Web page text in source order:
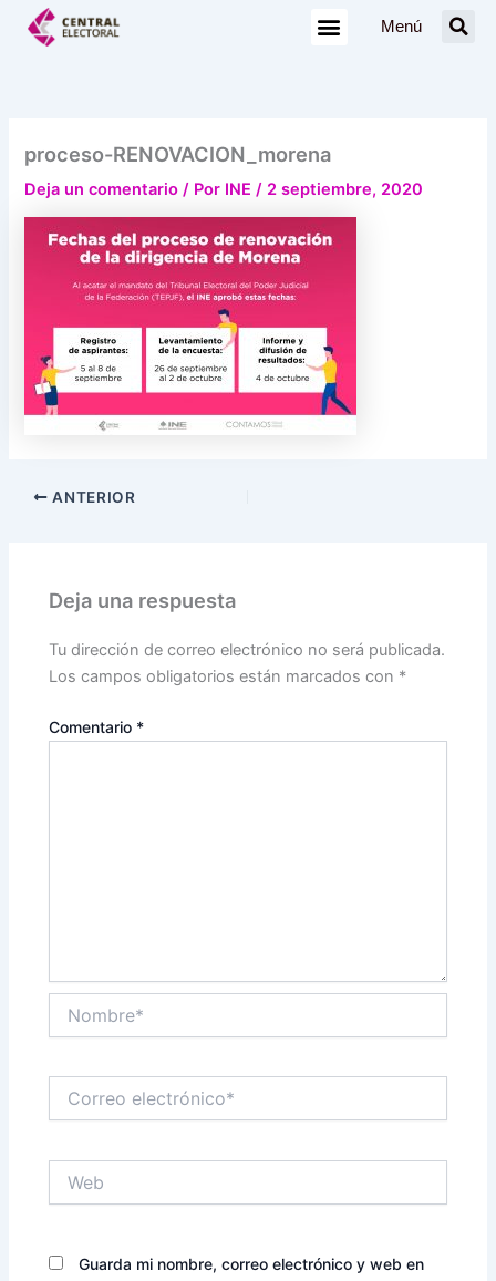
Menú
proceso-RENOVACION_morena
Deja un comentario / Por INE/ 2 septiembre, 2020
ANTERIOR
Deja una respuesta
Tu dirección de correo electrónico no será publicada.
Los campos obligatorios están marcados con *
Comentario *
electrónico*
Guarda mi nombre, correo electrónico y web en